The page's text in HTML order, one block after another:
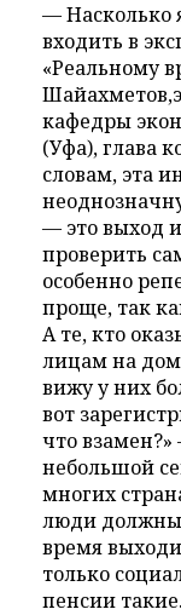
— Насколько
входить в
«Реальному
кафедры
(Уфа), глава
словам, эта
— это выход
проверить
особенно
проще, так
А те, кто
лицам на
вижу у них
вот
что
небольшой
многих
люди должны
время
только
пенсии